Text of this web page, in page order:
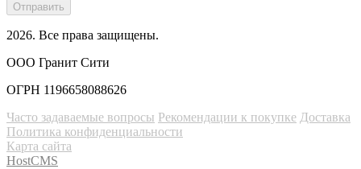
Отправить
2026. Все права защищены.
ООО Гранит Сити
ОГРН 1196658088626
Часто задаваемые вопросы Рекомендации к покупке Доставка
Политика конфиденциальности
Карта сайта
HostCMS